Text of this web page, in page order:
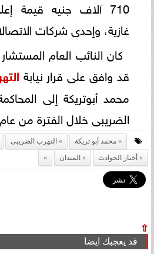
710 آلاف جنيه قيمة
غازية، وإحدى شركات
كان النائب العام
قد وافق على قرار نيابة
محمد أبوتريكة إلى
الضريبى خلال الفترة من عام 2008 إلى
محمد أبو تريكة التهرب الضريبى
أخبار الحوادث
الميدان
⇧
قد يعجبك ايضا